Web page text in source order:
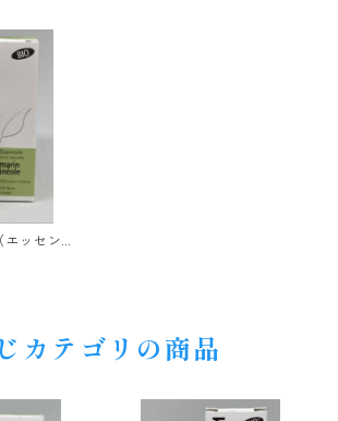
ッセン
ーズマ
カテゴリの商品